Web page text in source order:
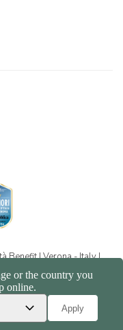
Benefit | Verona - Italy |
BIO: IT-BIO-
| Privacy and cookie